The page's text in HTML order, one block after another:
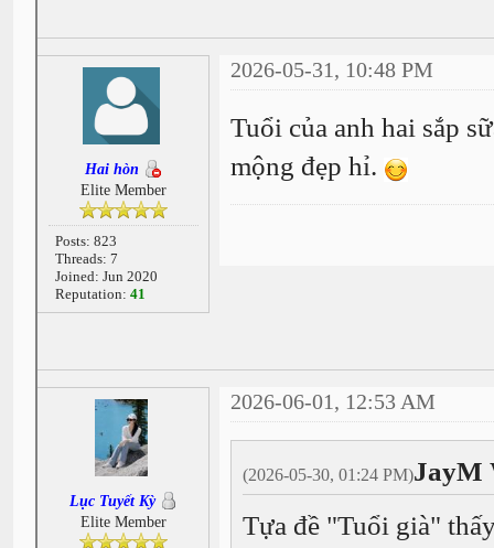
Hai hòn
Elite Member
Posts: 823
Threads: 7
Joined: Jun 2020
Reputation: 41
2026-05-31, 10:48 PM
Tuổi của anh hai sắp
mộng đẹp hỉ.
Lục Tuyết Kỳ
Elite Member
2026-06-01, 12:53 AM
(2026-05-30, 01:24 PM)JayM
Tựa đề "Tuổi già"